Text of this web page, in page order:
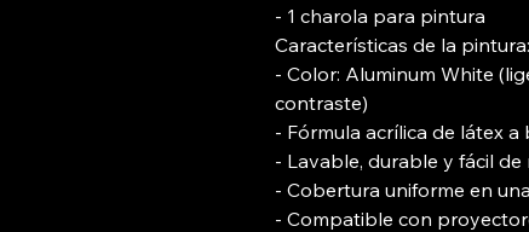
- 1 charola para pintura
Características de la pintura:
- Color: Aluminum White
contraste)
- Fórmula acrílica de látex a
- Lavable, durable y fácil
- Cobertura uniforme en
- Compatible con